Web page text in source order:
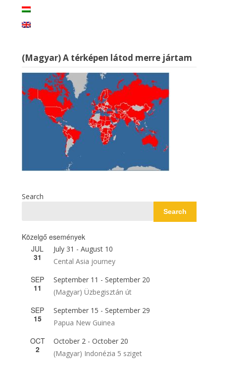
(Magyar) A térképen látod merre jártam
Search
Search
Közelgő események
JUL
31
July 31 - August 10
Cental Asia journey
SEP
11
September 11 - September 20
(Magyar) Üzbegisztán út
SEP
15
September 15 - September 29
Papua New Guinea
OCT
2
October 2 - October 20
(Magyar) Indonézia 5 sziget